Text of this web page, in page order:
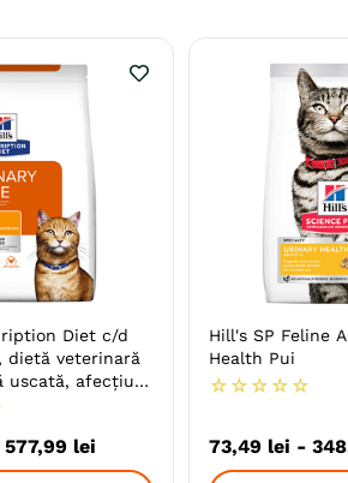
Diet c/d
dietă veterinară
uscată, afecțiuni
577,99 lei
Hill's SP Feline
Health Pui
☆ ☆ ☆ ☆ ☆
73,49 lei - 348